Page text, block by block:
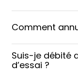
Comment
Suis-je débité
d’essai ?